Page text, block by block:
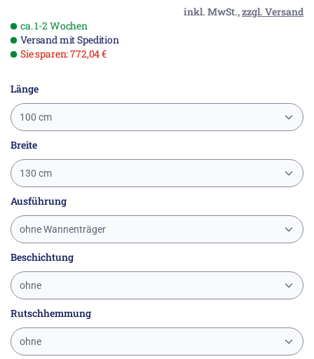
inkl. MwSt.,zzgl. Versand
ca. 1-2 Wochen
Versand mit Spedition
Sie sparen: 772,04 €
Länge
100 cm
Breite
130 cm
Ausführung
ohne Wannenträger
Beschichtung
ohne
Rutschhemmung
ohne